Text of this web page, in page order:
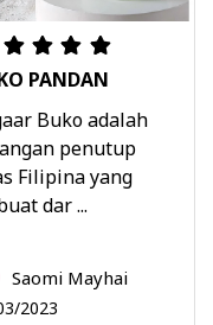
PANDAN
Buko adalah
penutup
Filipina yang
dar ...
Saomi Mayhai
2023